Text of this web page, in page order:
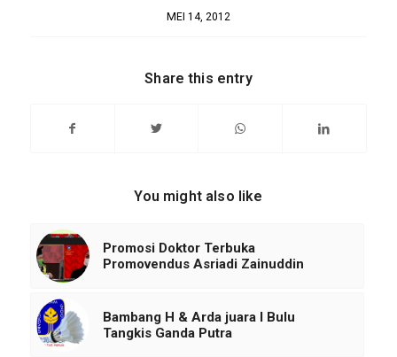
MEI 14, 2012
Share this entry
You might also like
Promosi Doktor Terbuka
Promovendus Asriadi Zainuddin
Bambang H & Arda juara I Bulu
Tangkis Ganda Putra